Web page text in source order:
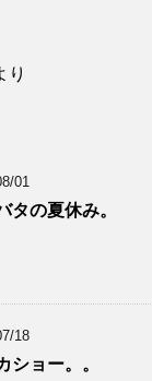
り
01
タの夏休み。
18
ショー。。